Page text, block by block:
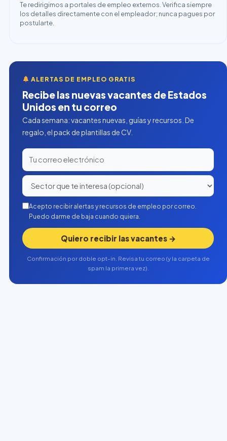
Te redirigimos a portales de empleo externos. Verifica siempre
los detalles directamente con el empleador; nunca pagues por
postularte.
ALERTAS DE EMPLEO GRATIS
Recibe las nuevas vacantes de Estados
Unidos en tu correo
Cada semana: vacantes nuevas, guías y recursos. De
regalo, el pack de plantillas de CV.
Acepto recibir alertas y recursos de empleo por correo.
Puedo darme de baja cuando quiera.
Quiero recibir las vacantes →
Confirmación por doble opt-in. Revisa tu correo (y la carpeta de
spam la primera vez).